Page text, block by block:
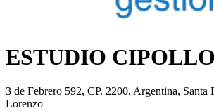
ESTUDIO
3 de Febrero 592, CP. 2200, Argentina, Santa
Lorenzo